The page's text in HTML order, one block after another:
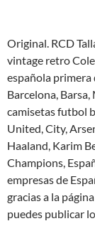
Original. RCD
vintage retro
española primera
Barcelona,
camisetas futbol
United, City,
Haaland, Karim
Champions,
empresas de
gracias a la
puedes publicar